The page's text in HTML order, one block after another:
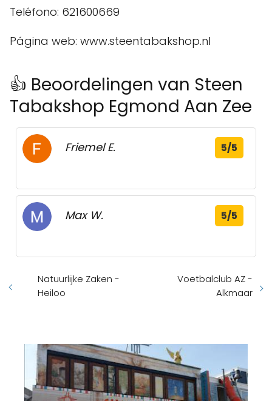
Teléfono: 621600669
Página web: www.steentabakshop.nl
👍 Beoordelingen van Steen
Tabakshop Egmond Aan Zee
Friemel E. 5/5
Max W. 5/5
Natuurlijke Zaken -
Heiloo
Voetbalclub AZ -
Alkmaar